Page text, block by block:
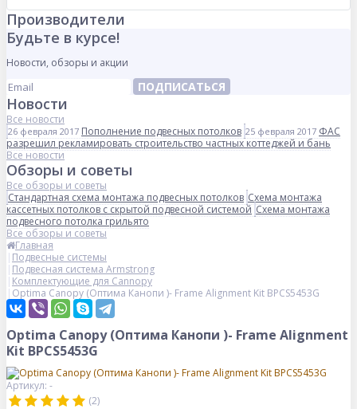
Производители
Будьте в курсе!
Новости, обзоры и акции
ПОДПИСАТЬСЯ
Новости
Все новости
26 февраля 2017 Пополнение подвесных потолков 25 февраля 2017 ФАС
разрешил рекламировать строительство частных коттеджей и бань
Все новости
Обзоры и советы
Все обзоры и советы
Стандартная схема монтажа подвесных потолков Схема монтажа
кассетных потолков с скрытой подвесной системой Схема монтажа
подвесного потолка грильято
Все обзоры и советы
Главная
Подвесные системы
Подвесная система Armstrong
Комплектующие для Cannopy
Optima Canopy (Оптима Канопи )- Frame Alignment Kit BPCS5453G
Optima Canopy (Оптима Канопи )- Frame Alignment
Kit BPCS5453G
Артикул: -
(2)